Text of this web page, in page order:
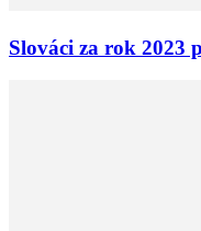
Slováci za rok 2023